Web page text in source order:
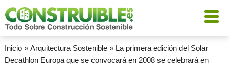
Inicio» Arquitectura Sostenible» La primera edición del Solar
Decathlon Europa que se convocará en 2008 se celebrará en